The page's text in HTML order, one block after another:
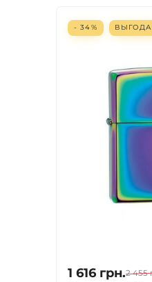
- 34% ВЫГОДА
1 616 грн.2 455